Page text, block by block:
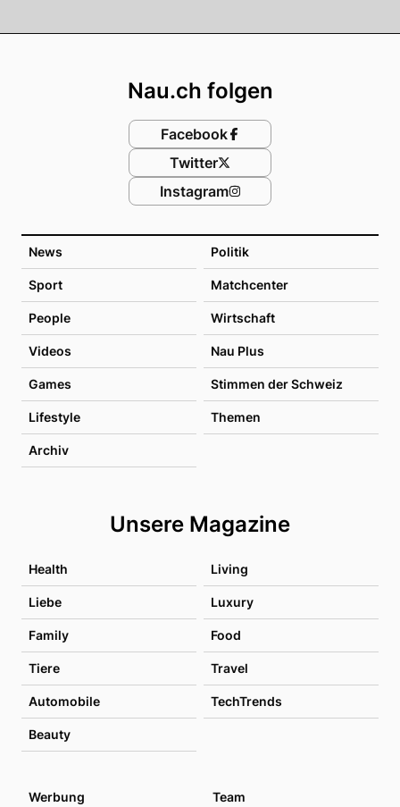
News Politik
Sport Matchcenter
People Wirtschaft
Videos Nau Plus
Games Stimmen der Schweiz
Lifestyle Themen
Archiv
Unsere Magazine
Health Living
Liebe Luxury
Family Food
Tiere Travel
Automobile TechTrends
Beauty
Nau.ch folgen
Facebook
Twitter
Instagram
Werbung Team